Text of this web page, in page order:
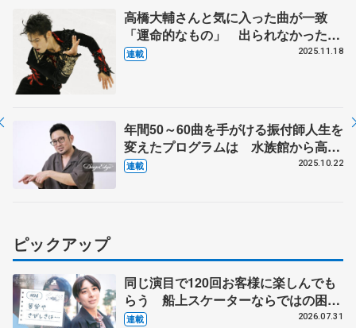
高橋大輔さんと気に入った曲が一致
「運命的なもの」 出られなかったオ
リンピックに連れて行ってもらった
連載 2025.11.18
年間50～60曲を手がける振付師人生を
変えたプログラムは 水族館から高橋
大輔さん、美術館から宇野昌磨さんの
連載 2025.10.22
ピックアップ
同じ演目で120回お客様に楽しんでも
らう 船上スケーターならではの困難
とは 影響あったPIW前キャプテン松
連載 2026.07.31